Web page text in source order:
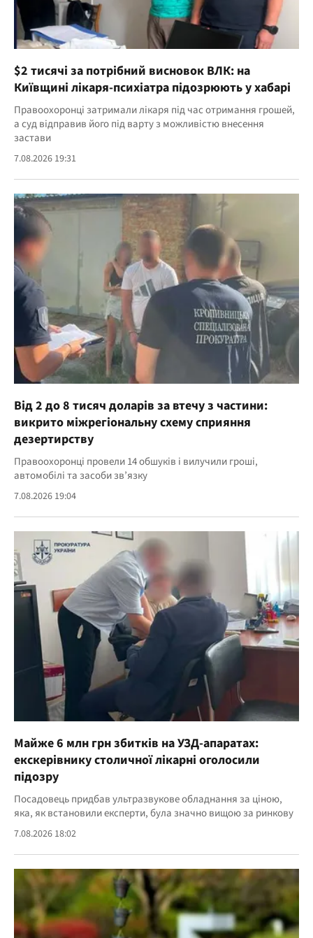
$2 тисячі за потрібний висновок ВЛК: на
Київщині лікаря-психіатра підозрюють у хабарі
Правоохоронці затримали лікаря під час отримання грошей,
а суд відправив його під варту з можливістю внесення
застави
7.08.2026 19:31
Від 2 до 8 тисяч доларів за втечу з частини:
викрито міжрегіональну схему сприяння
дезертирству
Правоохоронці провели 14 обшуків і вилучили гроші,
автомобілі та засоби зв’язку
7.08.2026 19:04
Майже 6 млн грн збитків на УЗД-апаратах:
екскерівнику столичної лікарні оголосили
підозру
Посадовець придбав ультразвукове обладнання за ціною,
яка, як встановили експерти, була значно вищою за ринкову
7.08.2026 18:02